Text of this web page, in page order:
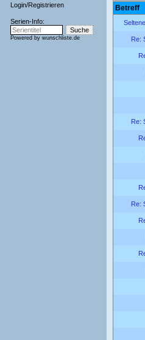
Login/Registrieren
Serien-Info:
Powered by wunschliste.de
Betreff
Re:
Re:
Re: